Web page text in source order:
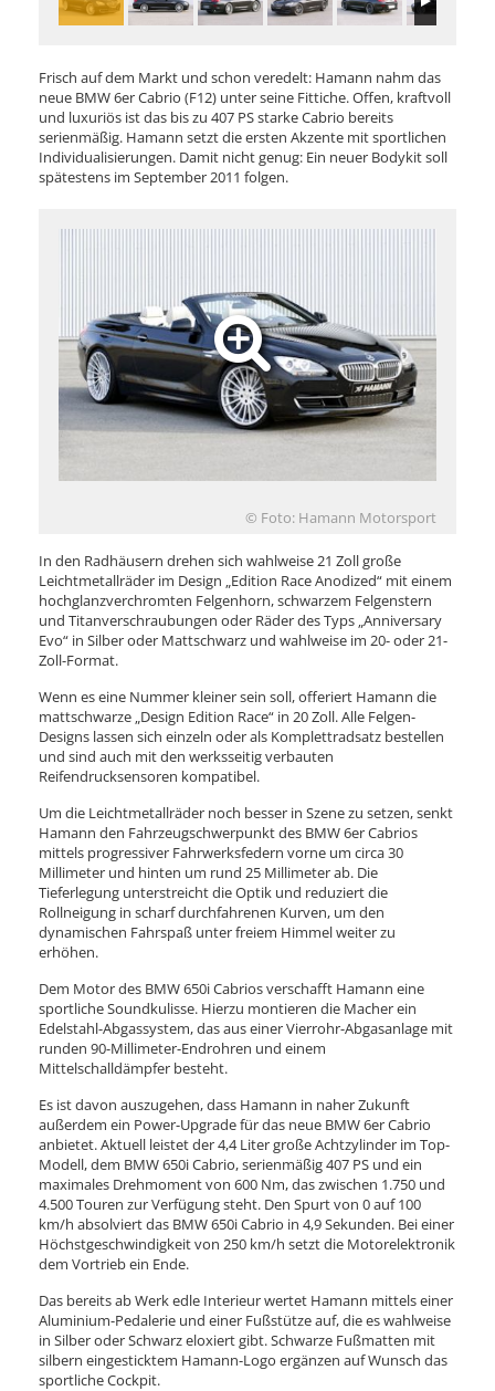
Frisch auf dem Markt und schon veredelt: Hamann nahm das
neue BMW 6er Cabrio (F12) unter seine Fittiche. Offen, kraftvoll
und luxuriös ist das bis zu 407 PS starke Cabrio bereits
serienmäßig. Hamann setzt die ersten Akzente mit sportlichen
Individualisierungen. Damit nicht genug: Ein neuer Bodykit soll
spätestens im September 2011 folgen.
© Foto: Hamann Motorsport
In den Radhäusern drehen sich wahlweise 21 Zoll große
Leichtmetallräder im Design „Edition Race Anodized“ mit einem
hochglanzverchromten Felgenhorn, schwarzem Felgenstern
und Titanverschraubungen oder Räder des Typs „Anniversary
Evo“ in Silber oder Mattschwarz und wahlweise im 20- oder 21-
Zoll-Format.
Wenn es eine Nummer kleiner sein soll, offeriert Hamann die
mattschwarze „Design Edition Race“ in 20 Zoll. Alle Felgen-
Designs lassen sich einzeln oder als Komplettradsatz bestellen
und sind auch mit den werksseitig verbauten
Reifendrucksensoren kompatibel.
Um die Leichtmetallräder noch besser in Szene zu setzen, senkt
Hamann den Fahrzeugschwerpunkt des BMW 6er Cabrios
mittels progressiver Fahrwerksfedern vorne um circa 30
Millimeter und hinten um rund 25 Millimeter ab. Die
Tieferlegung unterstreicht die Optik und reduziert die
Rollneigung in scharf durchfahrenen Kurven, um den
dynamischen Fahrspaß unter freiem Himmel weiter zu
erhöhen.
Dem Motor des BMW 650i Cabrios verschafft Hamann eine
sportliche Soundkulisse. Hierzu montieren die Macher ein
Edelstahl-Abgassystem, das aus einer Vierrohr-Abgasanlage mit
runden 90-Millimeter-Endrohren und einem
Mittelschalldämpfer besteht.
Es ist davon auszugehen, dass Hamann in naher Zukunft
außerdem ein Power-Upgrade für das neue BMW 6er Cabrio
anbietet. Aktuell leistet der 4,4 Liter große Achtzylinder im Top-
Modell, dem BMW 650i Cabrio, serienmäßig 407 PS und ein
maximales Drehmoment von 600 Nm, das zwischen 1.750 und
4.500 Touren zur Verfügung steht. Den Spurt von 0 auf 100
km/h absolviert das BMW 650i Cabrio in 4,9 Sekunden. Bei einer
Höchstgeschwindigkeit von 250 km/h setzt die Motorelektronik
dem Vortrieb ein Ende.
Das bereits ab Werk edle Interieur wertet Hamann mittels einer
Aluminium-Pedalerie und einer Fußstütze auf, die es wahlweise
in Silber oder Schwarz eloxiert gibt. Schwarze Fußmatten mit
silbern eingesticktem Hamann-Logo ergänzen auf Wunsch das
sportliche Cockpit.